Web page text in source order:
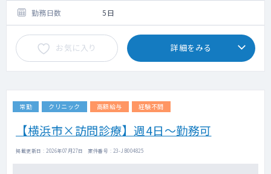
勤務日数 5日
お気に入り 詳細をみる
常勤 クリニック 高額給与 経験不問
【横浜市×訪問診療】週4日～勤務可
掲載更新日 : 2026年07月27日 案件番号 : 23-JB004825